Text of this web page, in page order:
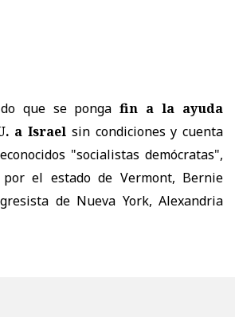
que se pongafin a la ayuda
a Israel sin condiciones y cuenta
"socialistas demócratas",
el estado de Vermont, Bernie
de Nueva York, Alexandria